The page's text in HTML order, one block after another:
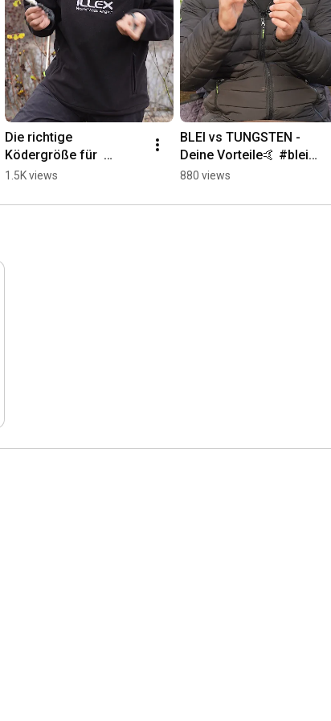
Die richtige
Ködergröße für
#WINTERBARSCHE🐟
1.5K views
BLEI vs TUNGSTEN -
Deine Vorteile🤙 #blei
#tungsten #angeln
880 views